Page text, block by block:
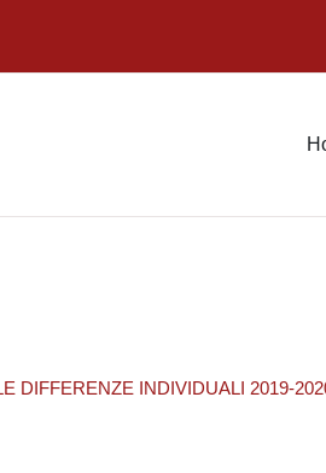
DIFFERENZE INDIVIDUALI 2019-